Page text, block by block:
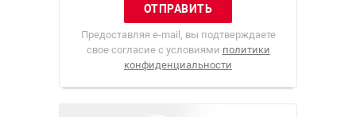
Предоставляя e-mail, вы подтверждаете
свое согласие с условиями политики
конфиденциальности